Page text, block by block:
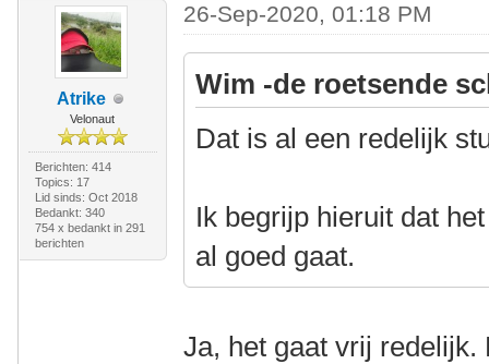
Atrike
Velonaut
Berichten: 414
Topics: 17
Lid sinds: Oct 2018
Bedankt: 340
754 x bedankt in 291
berichten
26-Sep-2020, 01:18 PM
Wim -de roetsende
Dat is al een redelijk
Ik begrijp hieruit dat
al goed gaat.
Ja, het gaat vrij